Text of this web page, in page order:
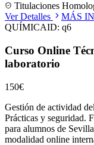
Titulaciones
Ver Detalles
MÁS
QUÍMICAID: q6
Curso Online
laboratorio
150€
Gestión de actividad
Prácticas y seguridad.
para alumnos de
modalidad online